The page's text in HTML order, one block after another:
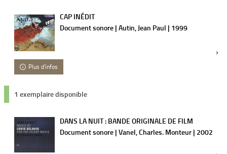
CAP INÉDIT
Document sonore | Autin, Jean Paul | 1999
Plus d'infos
1 exemplaire disponible
DANS LA NUIT : BANDE ORIGINALE DE FILM
Document sonore | Vanel, Charles. Monteur | 2002